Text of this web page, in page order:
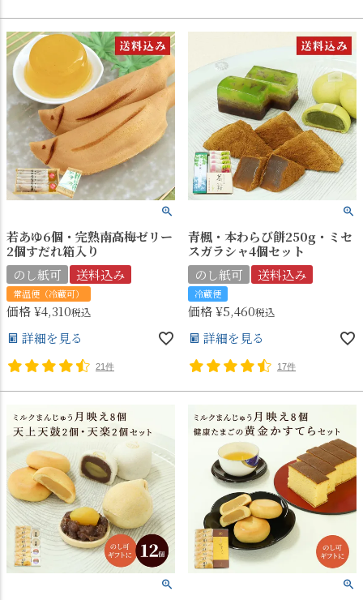
若あゆ6個・完熟南高梅ゼリー
2個すだれ箱入り
のし紙可
送料込み
常温便（冷蔵可）
価格¥4,310税込
詳細を見る
21件
青楓・本わらび餅250g・ミセ
スガラシャ4個セット
のし紙可
送料込み
冷蔵便
価格¥5,460税込
詳細を見る
17件